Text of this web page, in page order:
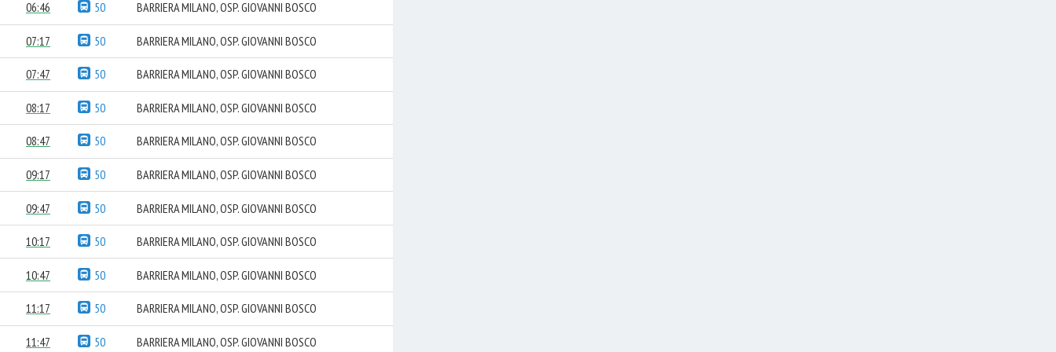
06:46 50 BARRIERA MILANO, OSP. GIOVANNI BOSCO
07:17 50 BARRIERA MILANO, OSP. GIOVANNI BOSCO
07:47 50 BARRIERA MILANO, OSP. GIOVANNI BOSCO
08:17 50 BARRIERA MILANO, OSP. GIOVANNI BOSCO
08:47 50 BARRIERA MILANO, OSP. GIOVANNI BOSCO
09:17 50 BARRIERA MILANO, OSP. GIOVANNI BOSCO
09:47 50 BARRIERA MILANO, OSP. GIOVANNI BOSCO
10:17 50 BARRIERA MILANO, OSP. GIOVANNI BOSCO
10:47 50 BARRIERA MILANO, OSP. GIOVANNI BOSCO
11:17 50 BARRIERA MILANO, OSP. GIOVANNI BOSCO
11:47 50 BARRIERA MILANO, OSP. GIOVANNI BOSCO